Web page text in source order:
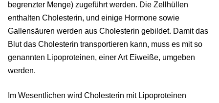
begrenzter Menge) zugeführt werden. Die Zellhüllen
enthalten Cholesterin, und einige Hormone sowie
Gallensäuren werden aus Cholesterin gebildet. Damit das
Blut das Cholesterin transportieren kann, muss es mit so
genannten Lipoproteinen, einer Art Eiweiße, umgeben
werden.
Im Wesentlichen wird Cholesterin mit Lipoproteinen